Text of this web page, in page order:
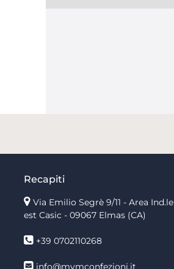
Recapiti
Via Emilio Segrè 9/11 - Area Ind.le
est Casic - 09067 Elmas (CA)
+39 0702110268
info@mvmconfezioni.it